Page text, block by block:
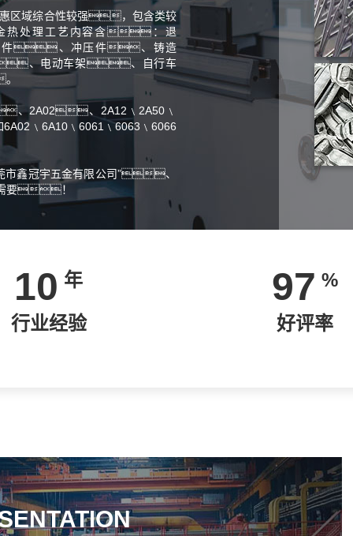
区域综合性较强，包含类较
热处理工艺内容含：退
件、冲压件、铸造
、电动车架、自行车
、2A02、2A12﹨2A50﹨
市鑫冠宇五金有限公司”、
需要！
10 年
行业经验
97 %
好评率